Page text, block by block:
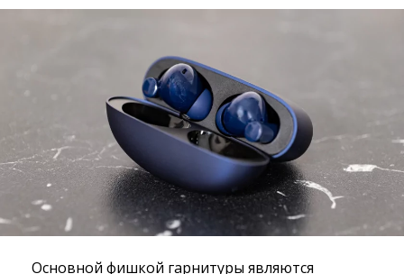
Основной фишкой гарнитуры являются